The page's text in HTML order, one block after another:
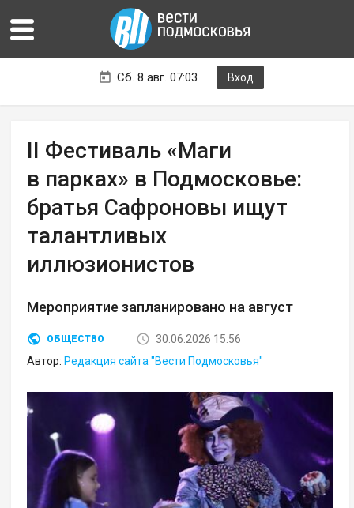
Сб. 8 авг. 07:03 Вход
II Фестиваль «Маги
в парках» в Подмосковье:
братья Сафроновы ищут
талантливых
иллюзионистов
Мероприятие запланировано на август
ОБЩЕСТВО
30.06.2026 15:56
Автор: Редакция сайта "Вести Подмосковья"